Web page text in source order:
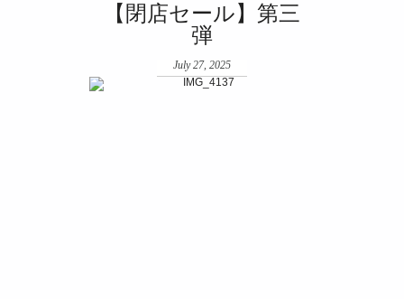
【閉店セール】第三
弾
July 27, 2025